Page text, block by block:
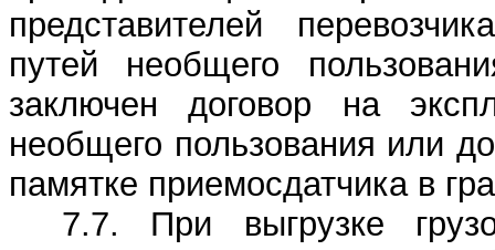
представителей
путей необщего
заключен договор на
необщего пользования или
памятке приемосдатчика в
7.7. При выгрузке